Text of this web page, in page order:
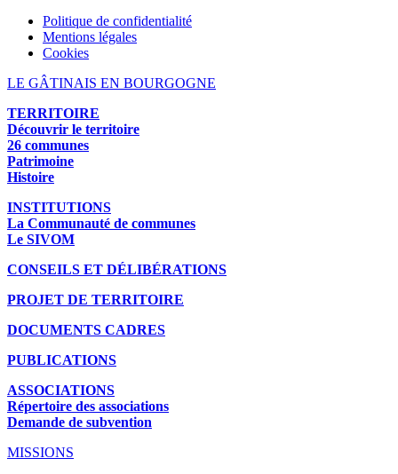
Politique de confidentialité
Mentions légales
Cookies
LE GÂTINAIS EN BOURGOGNE
TERRITOIRE
Découvrir le territoire
26 communes
Patrimoine
Histoire
INSTITUTIONS
La Communauté de communes
Le SIVOM
CONSEILS ET DÉLIBÉRATIONS
PROJET DE TERRITOIRE
DOCUMENTS CADRES
PUBLICATIONS
ASSOCIATIONS
Répertoire des associations
Demande de subvention
MISSIONS